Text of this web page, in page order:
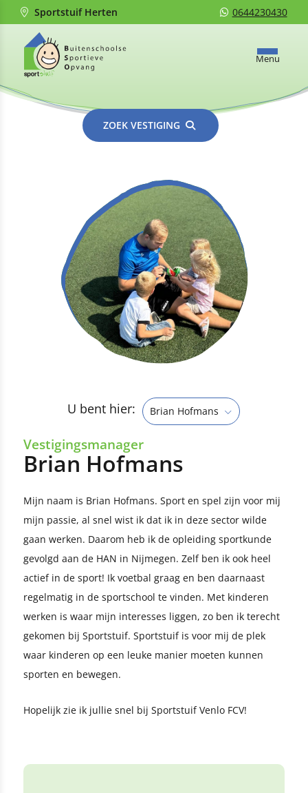
Sportstuif Herten 0644230430
Menu
ZOEK VESTIGING
U bent hier: Brian Hofmans
Vestigingsmanager
Brian Hofmans
Mijn naam is Brian Hofmans. Sport en spel zijn voor mij
mijn passie, al snel wist ik dat ik in deze sector wilde
gaan werken. Daarom heb ik de opleiding sportkunde
gevolgd aan de HAN in Nijmegen. Zelf ben ik ook heel
actief in de sport! Ik voetbal graag en ben daarnaast
regelmatig in de sportschool te vinden. Met kinderen
werken is waar mijn interesses liggen, zo ben ik terecht
gekomen bij Sportstuif. Sportstuif is voor mij de plek
waar kinderen op een leuke manier moeten kunnen
sporten en bewegen.
Hopelijk zie ik jullie snel bij Sportstuif Venlo FCV!